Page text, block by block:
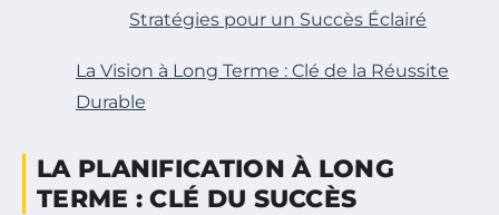
Stratégies pour un Succès Éclairé
La Vision à Long Terme : Clé de la Réussite
Durable
LA PLANIFICATION À LONG
TERME : CLÉ DU SUCCÈS